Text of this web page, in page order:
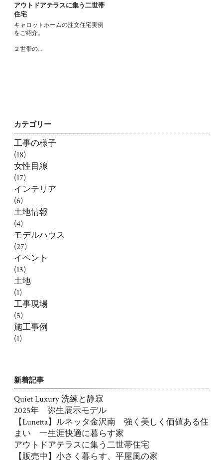
アウトドアテラスに集う二世帯
住宅
キャロットホームの注文住宅実例
をご紹介。
２世帯の…
カテゴリー
工事の様子
(18)
女性目線
(17)
インテリア
(6)
土地情報
(4)
モデルハウス
(27)
イベント
(13)
土地
(1)
工事現場
(5)
施工事例
(1)
新着記事
Quiet Luxury 洗練と静寂
2025年 弥生展示モデル
【Lunetta】ルネッタ金沢南 強く美しく価値ある住
まい 一生涯快適に暮らす家
アウトドアテラスに集う二世帯住宅
【販売中】小さく暮らす、平屋風の家